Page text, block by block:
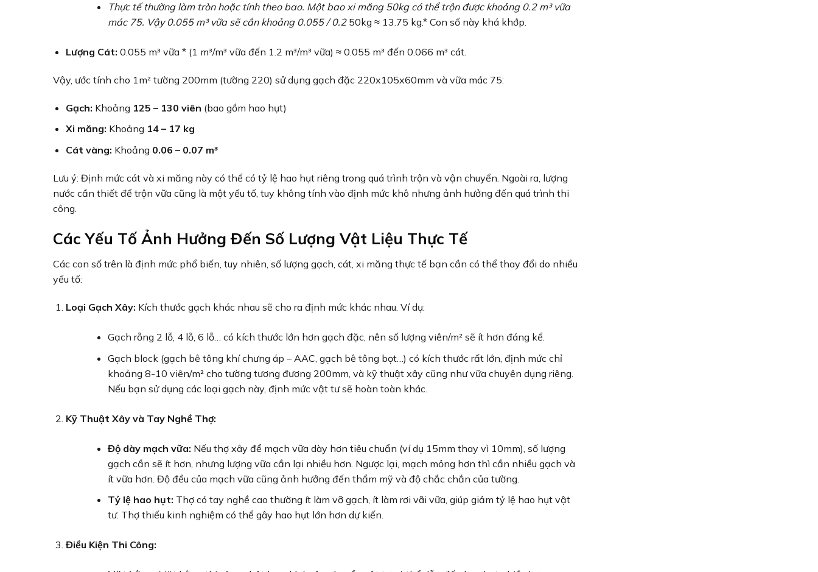
Thực tế thường làm tròn hoặc tính theo bao. Một bao xi măng 50kg có thể trộn được khoảng 0.2 m³ vữa
mác 75. Vậy 0.055 m³ vữa sẽ cần khoảng 0.055 / 0.2 50kg ≈ 13.75 kg.* Con số này khá khớp.
Lượng Cát: 0.055 m³ vữa * (1 m³/m³ vữa đến 1.2 m³/m³ vữa) ≈ 0.055 m³ đến 0.066 m³ cát.
Vậy, ước tính cho 1m² tường 200mm (tường 220) sử dụng gạch đặc 220x105x60mm và vữa mác 75:
Gạch: Khoảng 125 – 130 viên (bao gồm hao hụt)
Xi măng: Khoảng 14 – 17 kg
Cát vàng: Khoảng 0.06 – 0.07 m³
Lưu ý: Định mức cát và xi măng này có thể có tỷ lệ hao hụt riêng trong quá trình trộn và vận chuyển. Ngoài ra, lượng
nước cần thiết để trộn vữa cũng là một yếu tố, tuy không tính vào định mức khô nhưng ảnh hưởng đến quá trình thi
công.
Các Yếu Tố Ảnh Hưởng Đến Số Lượng Vật Liệu Thực Tế
Các con số trên là định mức phổ biến, tuy nhiên, số lượng gạch, cát, xi măng thực tế bạn cần có thể thay đổi do nhiều
yếu tố:
Loại Gạch Xây: Kích thước gạch khác nhau sẽ cho ra định mức khác nhau. Ví dụ:
Gạch rỗng 2 lỗ, 4 lỗ, 6 lỗ… có kích thước lớn hơn gạch đặc, nên số lượng viên/m² sẽ ít hơn đáng kể.
Gạch block (gạch bê tông khí chưng áp – AAC, gạch bê tông bọt…) có kích thước rất lớn, định mức chỉ
khoảng 8-10 viên/m² cho tường tương đương 200mm, và kỹ thuật xây cũng như vữa chuyên dụng riêng.
Nếu bạn sử dụng các loại gạch này, định mức vật tư sẽ hoàn toàn khác.
Kỹ Thuật Xây và Tay Nghề Thợ:
Độ dày mạch vữa: Nếu thợ xây để mạch vữa dày hơn tiêu chuẩn (ví dụ 15mm thay vì 10mm), số lượng
gạch cần sẽ ít hơn, nhưng lượng vữa cần lại nhiều hơn. Ngược lại, mạch mỏng hơn thì cần nhiều gạch và
ít vữa hơn. Độ đều của mạch vữa cũng ảnh hưởng đến thẩm mỹ và độ chắc chắn của tường.
Tỷ lệ hao hụt: Thợ có tay nghề cao thường ít làm vỡ gạch, ít làm rơi vãi vữa, giúp giảm tỷ lệ hao hụt vật
tư. Thợ thiếu kinh nghiệm có thể gây hao hụt lớn hơn dự kiến.
Điều Kiện Thi Công: